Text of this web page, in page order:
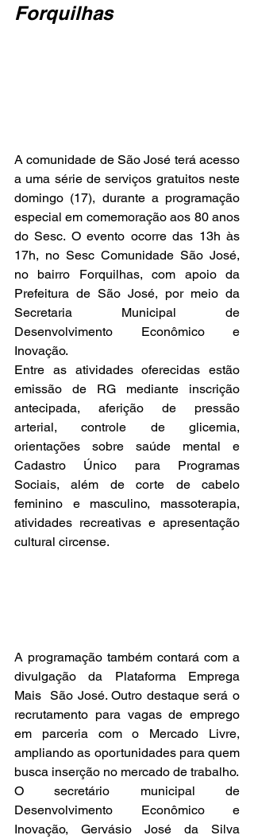
Forquilhas
A comunidade de São José terá acesso
a uma série de serviços gratuitos neste
domingo (17), durante a programação
especial em comemoração aos 80 anos
do Sesc. O evento ocorre das 13h às
17h, no Sesc Comunidade São José,
no bairro Forquilhas, com apoio da
Prefeitura de São José, por meio da
Secretaria Municipal de
Desenvolvimento Econômico e
Inovação.
Entre as atividades oferecidas estão
emissão de RG mediante inscrição
antecipada, aferição de pressão
arterial, controle de glicemia,
orientações sobre saúde mental e
Cadastro Único para Programas
Sociais, além de corte de cabelo
feminino e masculino, massoterapia,
atividades recreativas e apresentação
cultural circense.
A programação também contará com a
divulgação da Plataforma Emprega
Mais  São José. Outro destaque será o
recrutamento para vagas de emprego
em parceria com o Mercado Livre,
ampliando as oportunidades para quem
busca inserção no mercado de trabalho.
O secretário municipal de
Desenvolvimento Econômico e
Inovação, Gervásio José da Silva